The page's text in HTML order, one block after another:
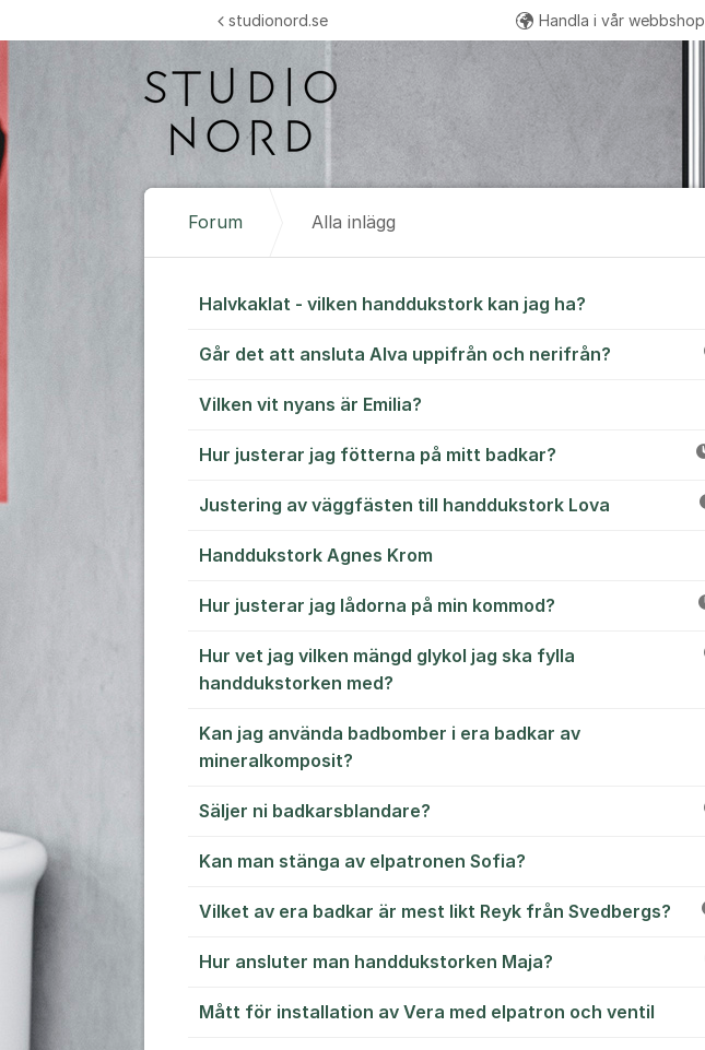
studionord.se Handla i vår webbshop
Forum Alla inlägg
Alla inlägg
Halvkaklat - vilken handdukstork kan jag ha?
Går det att ansluta Alva uppifrån och nerifrån?
Vilken vit nyans är Emilia?
Hur justerar jag fötterna på mitt badkar?
Justering av väggfästen till handdukstork Lova
Handdukstork Agnes Krom
Hur justerar jag lådorna på min kommod?
Hur vet jag vilken mängd glykol jag ska fylla
handdukstorken med?
Kan jag använda badbomber i era badkar av
mineralkomposit?
Säljer ni badkarsblandare?
Kan man stänga av elpatronen Sofia?
Vilket av era badkar är mest likt Reyk från Svedbergs?
Hur ansluter man handdukstorken Maja?
Mått för installation av Vera med elpatron och ventil